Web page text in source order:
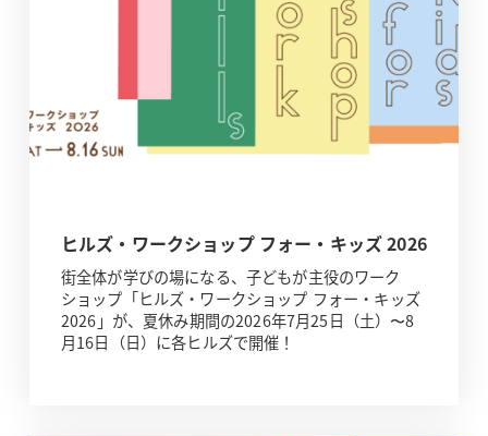
ヒルズ・ワークショップ フォー・キッズ 2026
街全体が学びの場になる、子どもが主役のワーク
ショップ「ヒルズ・ワークショップ フォー・キッズ
2026」が、夏休み期間の2026年7月25日（土）〜8
月16日（日）に各ヒルズで開催！